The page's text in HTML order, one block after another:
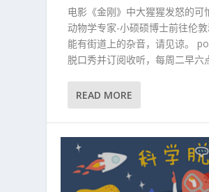
电影《金刚》中大猩猩发怒的
动物学专家-小硕硕博士前往伦
能有街道上的杂音，请见谅。
脱口秀并订阅收听，每周二早六
READ MORE